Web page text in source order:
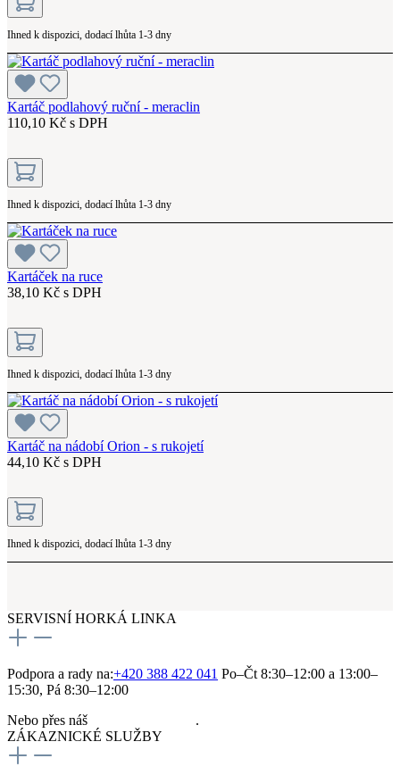
Ihned k dispozici, dodací lhůta 1-3 dny
Kartáč podlahový ruční - meraclin
110,10 Kč s DPH
Ihned k dispozici, dodací lhůta 1-3 dny
Kartáček na ruce
38,10 Kč s DPH
Ihned k dispozici, dodací lhůta 1-3 dny
Kartáč na nádobí Orion - s rukojetí
44,10 Kč s DPH
Ihned k dispozici, dodací lhůta 1-3 dny
SERVISNÍ HORKÁ LINKA
Podpora a rady na:+420 388 422 041 Po–Čt 8:30–12:00 a 13:00–
15:30, Pá 8:30–12:00
Nebo přes náš
.
ZÁKAZNICKÉ SLUŽBY